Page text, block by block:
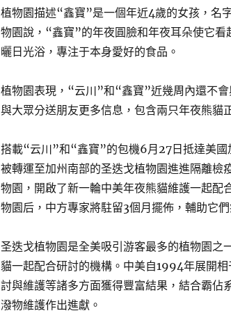
植物園描述“鑫寶”是一個年近4歲的女孩，名
物園說，“鑫寶”的年夜圓臉和年夜耳朵使它看
曬日光浴，專注于本身愛好的食品。
植物園表現，“云川”和“鑫寶”近幾周內還不
與大眾分送朋友更多信息，包含兩只年夜熊貓
搭載“云川”和“鑫寶”的包機6月27日抵達美
被轉運至加州南部的圣迭戈植物園進進隔離
物園，開啟了新一輪中美年夜熊貓維護一起配
物園后，中方專家將駐留3個月擺佈，輔助它
圣迭戈植物園是全美吸引游客最多的植物園之
貓一起配合研討的機構。中美自1994年展開
討與維護等諸多方面獲得豐富結果，結合霸佔
潑物維護作出進獻。